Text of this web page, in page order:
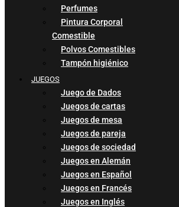
Perfumes
Pintura Corporal
Comestible
Polvos Comestibles
Tampón higiénico
JUEGOS
Juego de Dados
Juegos de cartas
Juegos de mesa
Juegos de pareja
Juegos de sociedad
Juegos en Alemán
Juegos en Español
Juegos en Francés
Juegos en Inglés